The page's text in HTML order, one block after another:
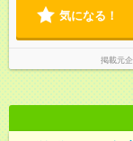
気になる！
掲載元